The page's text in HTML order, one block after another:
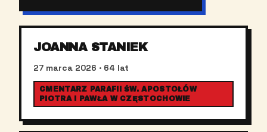
JOANNA STANIEK
27 marca 2026 · 64 lat
CMENTARZ PARAFII ŚW. APOSTOŁÓW
PIOTRA I PAWŁA W CZĘSTOCHOWIE